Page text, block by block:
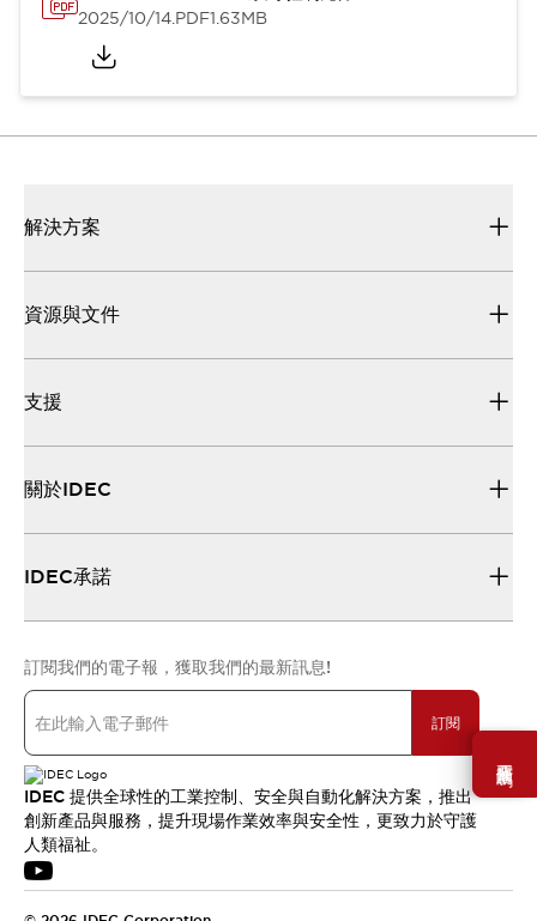
需要幫助嗎？
2025/10/14.PDF1.63MB
解決方案
資源與文件
支援
關於IDEC
IDEC承諾
訂閱我們的電子報，獲取我們的最新訊息!
訂閱
IDEC 提供全球性的工業控制、安全與自動化解決方案，推出
創新產品與服務，提升現場作業效率與安全性，更致力於守護
人類福祉。